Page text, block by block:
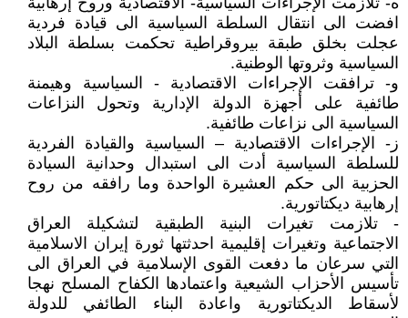
افضت الى انتقال السلطة السياسية الى قيادة فردية
عجلت بخلق طبقة بيروقراطية تحكمت بسلطة البلاد
السياسية وثروتها الوطنية.
و- ترافقت الإجراءات الاقتصادية - السياسية وهيمنة
طائفية على أجهزة الدولة الإدارية وتحول النزاعات
السياسية الى نزاعات طائفية.
ز- الإجراءات الاقتصادية – السياسية والقيادة الفردية
للسلطة السياسية أدت الى استبدال وحدانية السيادة
الحزبية الى حكم العشيرة الواحدة وما رافقه من روح
إرهابية ديكتاتورية.
- تلازمت تغيرات البنية الطبقية لتشكيلة العراق
الاجتماعية وتغيرات إقليمية احدثتها ثورة إيران الاسلامية
التي سرعان ما دفعت القوى الإسلامية في العراق الى
تأسيس الأحزاب الشيعية واعتمادها الكفاح المسلح نهجا
لأسقاط الديكتاتورية واعادة البناء الطائفي للدولة